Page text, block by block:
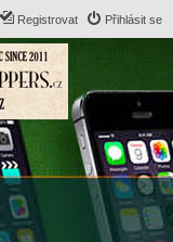
Přihlásit se
Registrovat